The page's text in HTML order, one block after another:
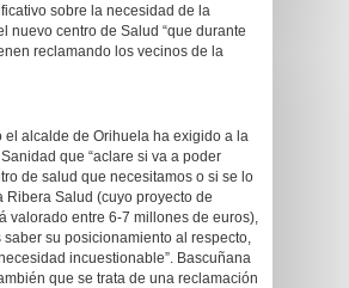
sobre la necesidad de la
nuevo centro de Salud “que durante
reclamando los vecinos de la
el alcalde de Orihuela ha exigido a la
que “aclare si va a poder
de salud que necesitamos o si se lo
Ribera Salud (cuyo proyecto de
valorado entre 6-7 millones de euros),
saber su posicionamiento al respecto,
incuestionable”. Bascuñana
que se trata de una reclamación